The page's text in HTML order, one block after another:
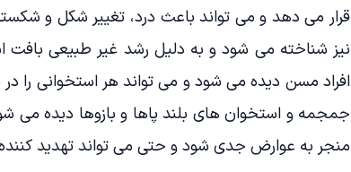
قرار می دهد و می تواند باعث درد، تغییر شکل و
نیز شناخته می شود و به دلیل رشد غیر طبیعی بافت
افراد مسن دیده می شود و می تواند هر استخوانی را در
جمجمه و استخوان های بلند پاها و بازوها دیده می
منجر به عوارض جدی شود و حتی می تواند تهدید